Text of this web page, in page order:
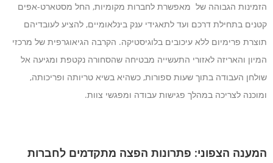
הזמינות הגבוהה של מאפשרת לחברות מקומיות, החל מסטארט-אפים
קטנים בתחילת דרכם ועד לתאגידי ענק בינלאומיים, להציע לעובדיהם
תוצרת פרימיום ללא עיכובים בלוגיסטיקה. הקרבה הגיאוגרפית של מרכזי
המיון והאריזה לאזורי התעשייה מבטיחה שהסחורה נקטפת ומגיעה אל
שולחן העבודה בתוך שעות ספורות, כשהיא בשיא טריותה ופריכותה,
ומוכנה לצריכה במהלך פגישות עבודה ומפגשי צוות.
המענה הצפוני: פתרונות הפצה מתקדמים לחברות